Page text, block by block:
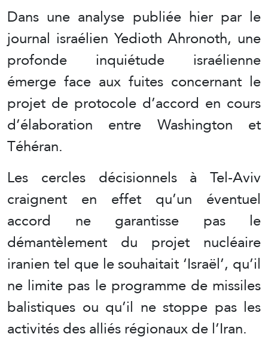
Dans une analyse publiée hier par le
journal israélien Yedioth Ahronoth, une
profonde inquiétude israélienne
émerge face aux fuites concernant le
projet de protocole d’accord en cours
d’élaboration entre Washington et
Téhéran.
Les cercles décisionnels à Tel-Aviv
craignent en effet qu’un éventuel
accord ne garantisse pas le
démantèlement du projet nucléaire
iranien tel que le souhaitait ‘Israël’, qu’il
ne limite pas le programme de missiles
balistiques ou qu’il ne stoppe pas les
activités des alliés régionaux de l’Iran.